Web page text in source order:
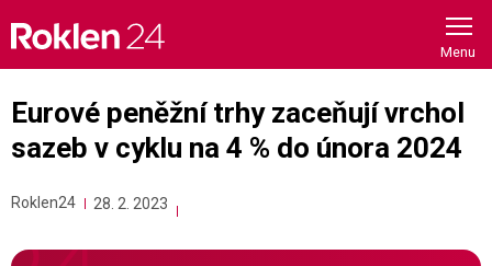
content
Eurové peněžní trhy zaceňují vrchol
sazeb v cyklu na 4 % do února 2024
Roklen24 28. 2. 2023